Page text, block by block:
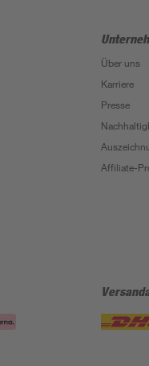
Über uns
Karriere
Presse
Affiliate-